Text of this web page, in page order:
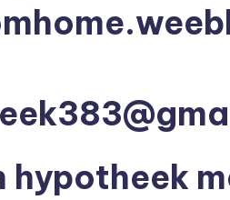
hypotheek